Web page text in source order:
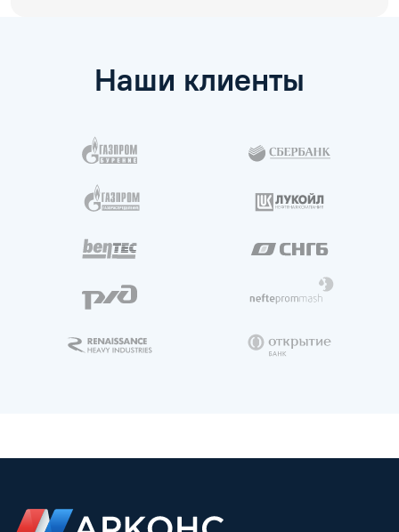
Наши клиенты